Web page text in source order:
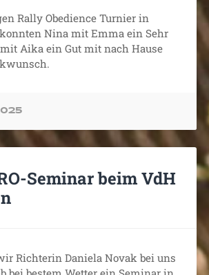
Rally Obedience Turnier in
Nina mit Emma ein Sehr
Aika ein Gut mit nach Hause
Seminar beim VdH
Richterin Daniela Novak bei uns